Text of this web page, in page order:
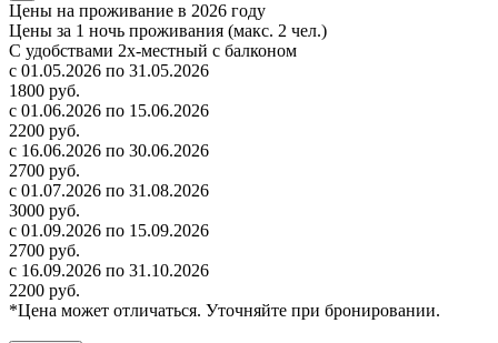
Цены на проживание в 2026 году
Цены за 1 ночь проживания (макс. 2 чел.)
С удобствами 2х-местный с балконом
с 01.05.2026 по 31.05.2026
1800 руб.
с 01.06.2026 по 15.06.2026
2200 руб.
с 16.06.2026 по 30.06.2026
2700 руб.
с 01.07.2026 по 31.08.2026
3000 руб.
с 01.09.2026 по 15.09.2026
2700 руб.
с 16.09.2026 по 31.10.2026
2200 руб.
*Цена может отличаться. Уточняйте при бронировании.